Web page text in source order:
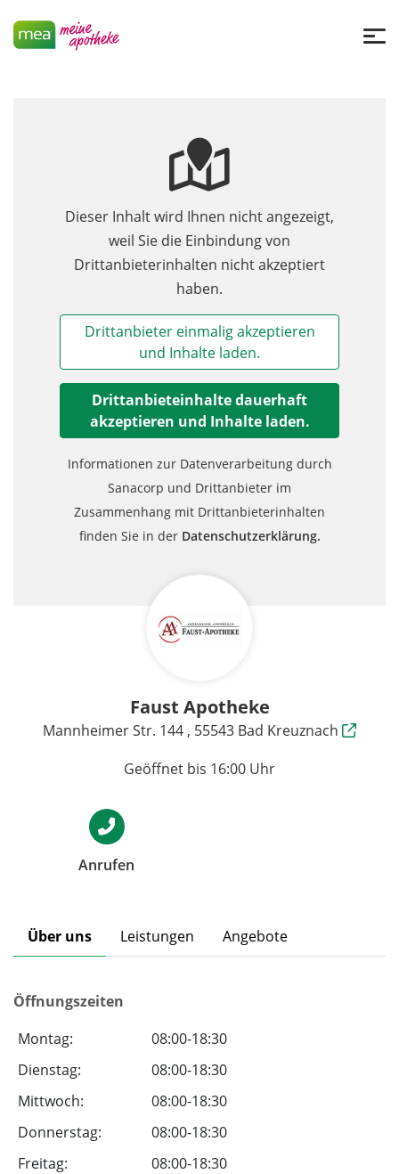
Dieser Inhalt wird Ihnen nicht angezeigt,
weil Sie die Einbindung von
Drittanbieterinhalten nicht akzeptiert
haben.
Drittanbieter einmalig akzeptieren
und Inhalte laden.
Drittanbieteinhalte dauerhaft
akzeptieren und Inhalte laden.
Informationen zur Datenverarbeitung durch
Sanacorp und Drittanbieter im
Zusammenhang mit Drittanbieterinhalten
finden Sie in der Datenschutzerklärung.
Faust Apotheke
Mannheimer Str. 144 , 55543 Bad Kreuznach
Geöffnet bis 16:00 Uhr
Anrufen
Über uns Leistungen Angebote
Öffnungszeiten
Montag:
08:00-18:30
Dienstag:
08:00-18:30
Mittwoch:
08:00-18:30
Donnerstag:
08:00-18:30
Freitag:
08:00-18:30